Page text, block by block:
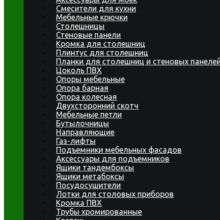
Смесители для кухни
Мебельные крючки
Столешницы
Стеновые панели
Кромка для столешниц
Плинтус для столешниц
Планки для столешниц и стеновых
Цоколь ПВХ
Опоры мебельные
Опора барная
Опора колесная
Двухсторонний скотч
Мебельные петли
Бутылочницы
Направляющие
Газ-лифты
Подъемники мебельных фасадов
Аксессуары для подъемников
Ящики тандембоксы
Ящики метабоксы
Посудосушители
Лотки для столовых приборов
Кромка ПВХ
Трубы хромированные